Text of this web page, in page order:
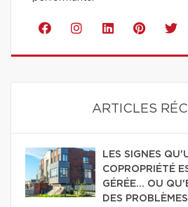
ARTICLES
LES SIGNES
COPROPRIÉTÉ
GÉRÉE… OU
DES PROBLÈMES